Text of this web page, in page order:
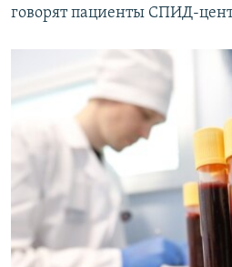
говорят пациенты СПИД-